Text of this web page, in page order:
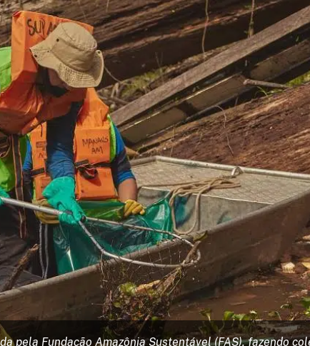
pela Fundação Amazônia Sustentável (FAS), fazendo